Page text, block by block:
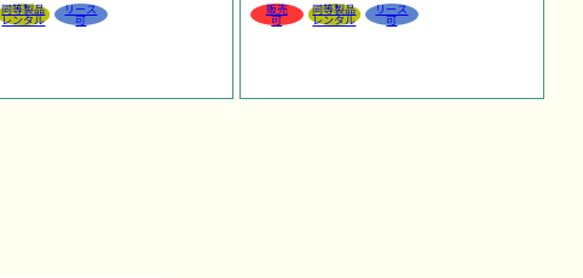
同等製品
レンタル
リース
可
販売
可
同等製品
レンタル
リース
可